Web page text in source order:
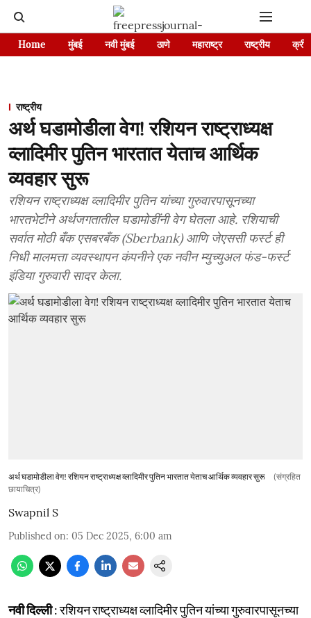
Home मुंबई नवी मुंबई ठाणे महाराष्ट्र राष्ट्रीय
राष्ट्रीय
अर्थ घडामोडीला वेग! रशियन राष्ट्राध्यक्ष
व्लादिमीर पुतिन भारतात येताच आर्थिक
व्यवहार सुरू
रशियन राष्ट्राध्यक्ष व्लादिमीर पुतिन यांच्या गुरुवारपासूनच्या
भारतभेटीने अर्थजगतातील घडामोडींनी वेग घेतला आहे. रशियाची
सर्वात मोठी बँक एसबरबँक (Sberbank) आणि जेएससी फर्स्ट ही
निधी मालमत्ता व्यवस्थापन कंपनीने एक नवीन म्युच्युअल फंड-फर्स्ट
इंडिया गुरुवारी सादर केला.
अर्थ घडामोडीला वेग! रशियन राष्ट्राध्यक्ष व्लादिमीर पुतिन भारतात येताच आर्थिक व्यवहार सुरू
(संग्रहित
छायाचित्र)
Swapnil S
Published on: 05 Dec 2025, 6:00 am
नवी दिल्ली: रशियन राष्ट्राध्यक्ष व्लादिमीर पुतिन यांच्या गुरुवारपासूनच्या